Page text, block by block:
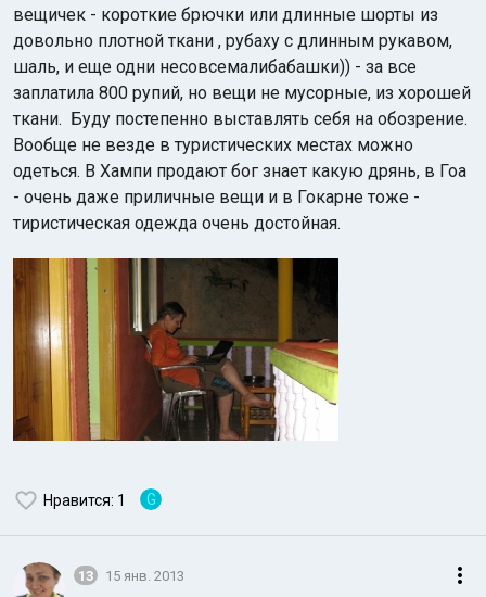
вещичек - короткие брючки или длинные шорты из
довольно плотной ткани , рубаху с длинным рукавом,
шаль, и еще одни несовсемалибабашки)) - за все
заплатила 800 рупий, но вещи не мусорные, из хорошей
ткани. Буду постепенно выставлять себя на обозрение.
Вообще не везде в туристических местах можно
одеться. В Хампи продают бог знает какую дрянь, в Гоа
- очень даже приличные вещи и в Гокарне тоже -
тиристическая одежда очень достойная.
Нравится: 1 G
13 15 янв. 2013